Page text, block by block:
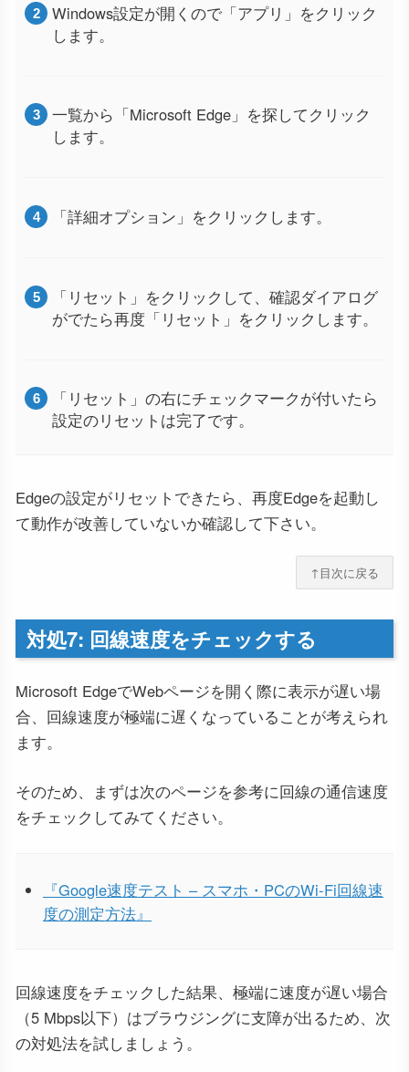
Windows設定が開くので「アプリ」をクリック
します。
一覧から「Microsoft Edge」を探してクリック
します。
「詳細オプション」をクリックします。
「リセット」をクリックして、確認ダイアログ
がでたら再度「リセット」をクリックします。
「リセット」の右にチェックマークが付いたら
設定のリセットは完了です。
Edgeの設定がリセットできたら、再度Edgeを起動し
て動作が改善していないか確認して下さい。
↑目次に戻る
対処7: 回線速度をチェックする
Microsoft EdgeでWebページを開く際に表示が遅い場
合、回線速度が極端に遅くなっていることが考えられ
ます。
そのため、まずは次のページを参考に回線の通信速度
をチェックしてみてください。
『Google速度テスト – スマホ・PCのWi-Fi回線速
度の測定方法』
回線速度をチェックした結果、極端に速度が遅い場合
（5 Mbps以下）はブラウジングに支障が出るため、次
の対処法を試しましょう。